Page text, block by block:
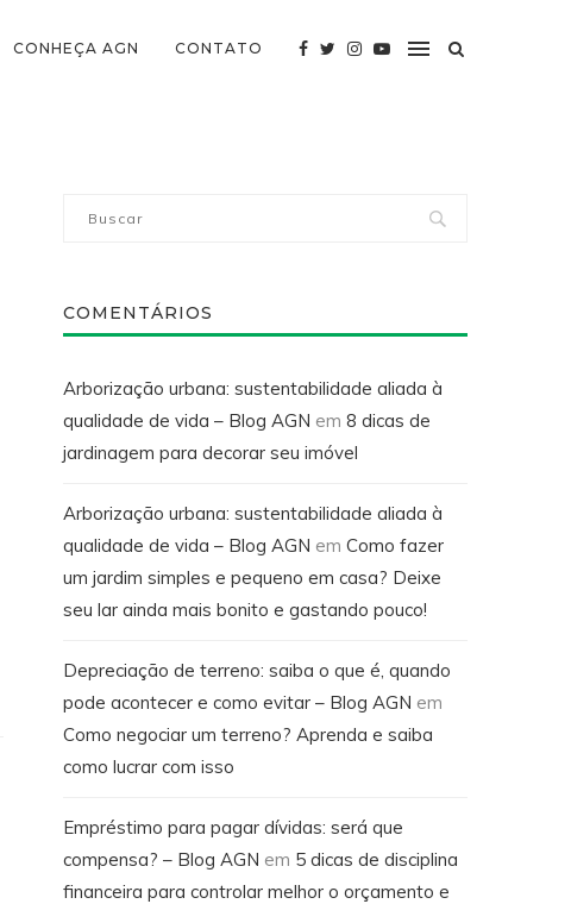
CONHEÇA AGN CONTATO
COMENTÁRIOS
Arborização urbana: sustentabilidade aliada à
qualidade de vida – Blog AGN em 8 dicas de
jardinagem para decorar seu imóvel
Arborização urbana: sustentabilidade aliada à
qualidade de vida – Blog AGN em Como fazer
um jardim simples e pequeno em casa? Deixe
seu lar ainda mais bonito e gastando pouco!
Depreciação de terreno: saiba o que é, quando
pode acontecer e como evitar – Blog AGN em
Como negociar um terreno? Aprenda e saiba
como lucrar com isso
Empréstimo para pagar dívidas: será que
compensa? – Blog AGN em 5 dicas de disciplina
financeira para controlar melhor o orçamento e